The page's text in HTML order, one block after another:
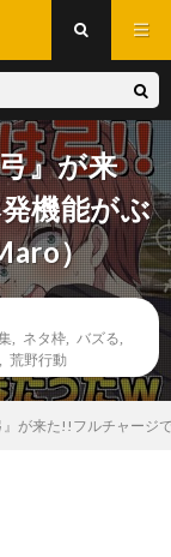
』が来
機能がぶ
）
ネタ枠 バズる
荒野行動
』が来た!!フルチャー